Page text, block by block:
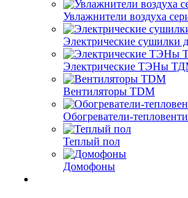
Увлажнители воздуха
Электрические сушилки
Электрические ТЭНы
Вентиляторы TDM
Обогреватели-
Теплый пол
Домофоны